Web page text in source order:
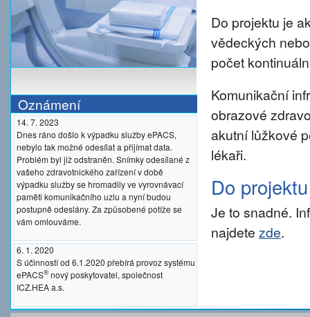
Oznámení
14. 7. 2023
Dnes ráno došlo k výpadku služby ePACS,
nebylo tak možné odesílat a přijímat data.
Problém byl již odstraněn. Snímky odesílané z
vašeho zdravotnického zařízení v době
výpadku služby se hromadily ve vyrovnávací
paměti komunikačního uzlu a nyní budou
postupně odeslány. Za způsobené potíže se
vám omlouváme.
6. 1. 2020
S účinností od 6.1.2020 přebírá provoz systému
ePACS®nový poskytovatel, společnost
ICZ.HEA a.s.
Do projektu je
vědeckých
počet
Komunikační
obrazové
akutní lůžkové
lékaři.
Do
Je to snadné.
najdete zde.